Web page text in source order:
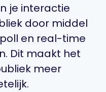
je interactie
door middel
en real-time
Dit maakt het
meer